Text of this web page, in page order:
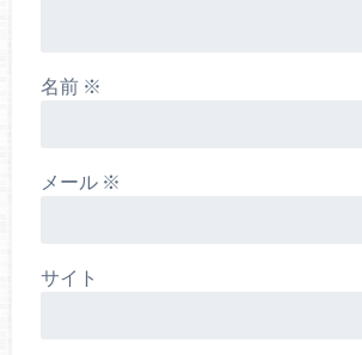
名前 ※
メール ※
サイト